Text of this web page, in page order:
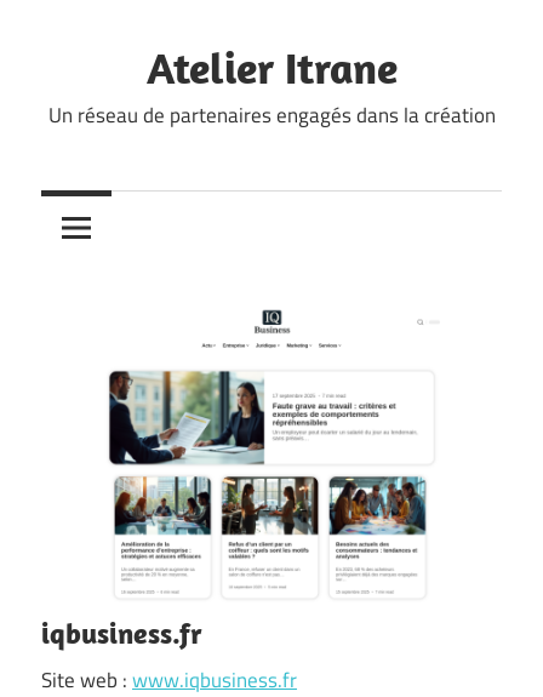
Atelier Itrane
Un réseau de partenaires engagés dans la création
iqbusiness.fr
Site web :www.iqbusiness.fr